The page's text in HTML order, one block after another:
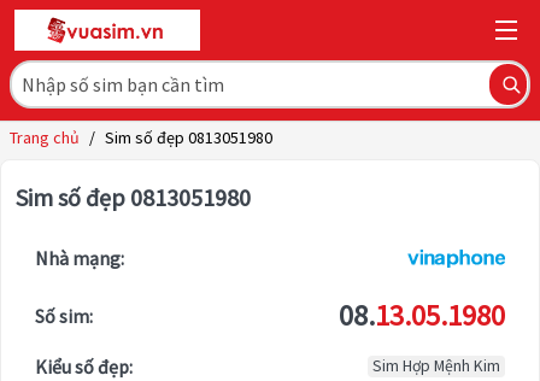
Trang chủ / Sim số đẹp 0813051980
Sim số đẹp 0813051980
Nhà mạng:
Số sim: 08.13.05.1980
Kiểu số đẹp: Sim Hợp Mệnh Kim